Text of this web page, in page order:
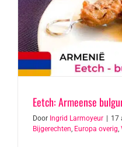
Eetch: Armeense
Door Ingrid Larmoyeur 17
Bijgerechten, Europa overig,